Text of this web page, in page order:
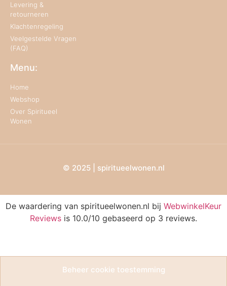
Beheer cookie toestemming
Levering &
retourneren
Klachtenregeling
Veelgestelde Vragen
(FAQ)
Menu:
Home
Webshop
Over Spiritueel
Wonen
© 2025 | spiritueelwonen.nl
De waardering van spiritueelwonen.nl bij WebwinkelKeur
Reviews is 10.0/10 gebaseerd op 3 reviews.